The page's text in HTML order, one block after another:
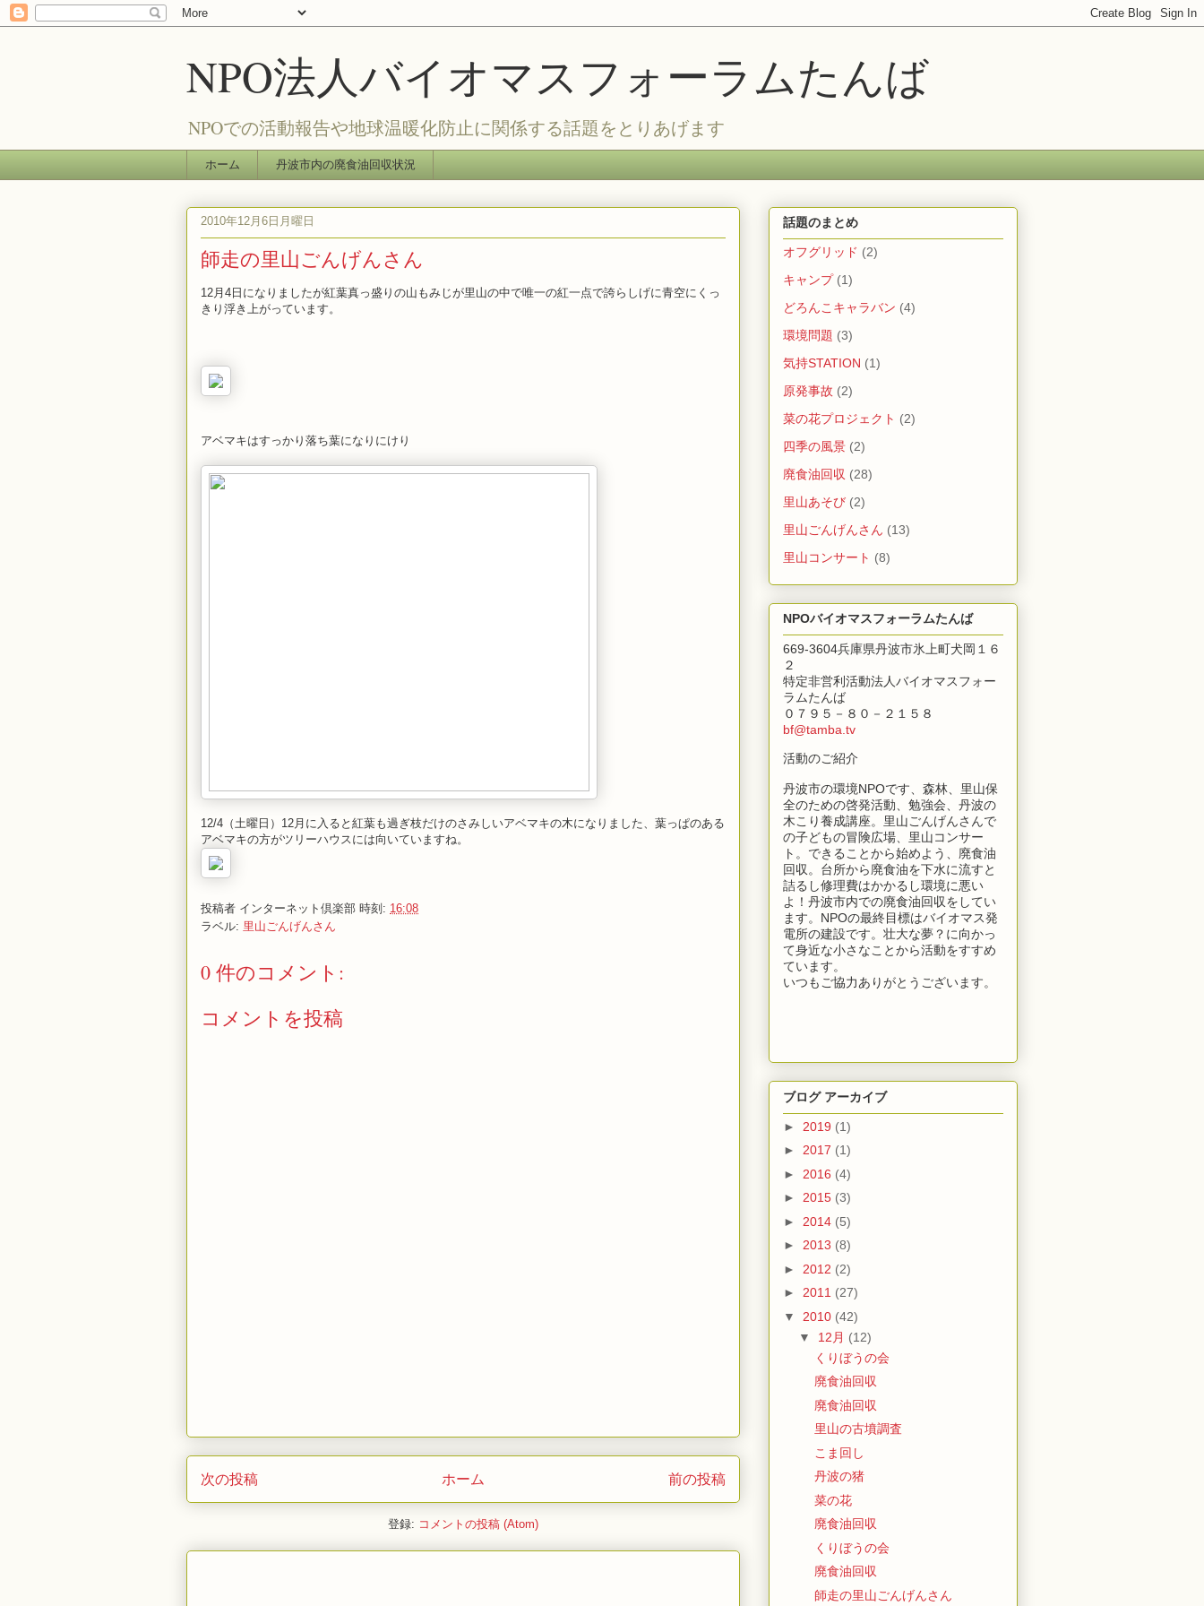
NPO法人バイオマスフォーラムたんば
NPOでの活動報告や地球温暖化防止に関係する話題をとりあげます
ホーム 丹波市内の廃食油回収状況
2010年12月6日月曜日
師走の里山ごんげんさん
12月4日になりましたが紅葉真っ盛りの山もみじが里山の中で唯一の紅一点で誇らしげに青空にくっ
きり浮き上がっています。
アベマキはすっかり落ち葉になりにけり
12/4（土曜日）12月に入ると紅葉も過ぎ枝だけのさみしいアベマキの木になりました、葉っぱのある
アベマキの方がツリーハウスには向いていますね。
投稿者 インターネット倶楽部 時刻: 16:08
ラベル: 里山ごんげんさん
0 件のコメント:
コメントを投稿
次の投稿 前の投稿
ホーム
登録: コメントの投稿 (Atom)
話題のまとめ
オフグリッド (2)
キャンプ (1)
どろんこキャラバン (4)
環境問題 (3)
気持STATION (1)
原発事故 (2)
菜の花プロジェクト (2)
四季の風景 (2)
廃食油回収 (28)
里山あそび (2)
里山ごんげんさん (13)
里山コンサート (8)
NPOバイオマスフォーラムたんば
669-3604兵庫県丹波市氷上町犬岡１６
２
特定非営利活動法人バイオマスフォー
ラムたんば
０７９５－８０－２１５８
bf@tamba.tv
活動のご紹介
丹波市の環境NPOです、森林、里山保
全のための啓発活動、勉強会、丹波の
木こり養成講座。里山ごんげんさんで
の子どもの冒険広場、里山コンサー
ト。できることから始めよう、廃食油
回収。台所から廃食油を下水に流すと
詰るし修理費はかかるし環境に悪い
よ！丹波市内での廃食油回収をしてい
ます。NPOの最終目標はバイオマス発
電所の建設です。壮大な夢？に向かっ
て身近な小さなことから活動をすすめ
ています。
いつもご協力ありがとうございます。
ブログ アーカイブ
► 2019 (1)
► 2017 (1)
► 2016 (4)
► 2015 (3)
► 2014 (5)
► 2013 (8)
► 2012 (2)
► 2011 (27)
▼ 2010 (42)
▼ 12月 (12)
くりぼうの会
廃食油回収
廃食油回収
里山の古墳調査
こま回し
丹波の猪
菜の花
廃食油回収
くりぼうの会
廃食油回収
師走の里山ごんげんさん